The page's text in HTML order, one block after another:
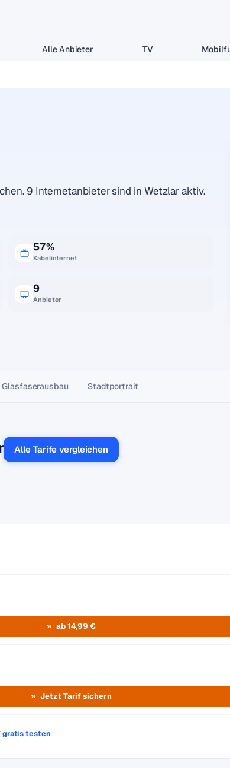
Alle Anbieter TV
9 Internetanbieter sind in Wetzlar aktiv.
57%
Kabelinternet
9
Anbieter
Glasfaser­ausbau Stadtportrait
Alle Tarife vergleichen
ab 14,99 €
Jetzt Tarif sichern
gratis testen